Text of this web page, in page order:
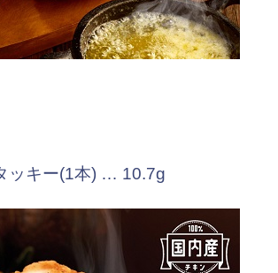
ッキー(1本) … 10.7g